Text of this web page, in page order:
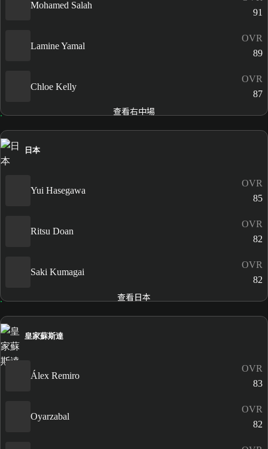
Mohamed Salah
91
Lamine Yamal
OVR
89
Chloe Kelly
OVR
87
查看右中場
日本
Yui Hasegawa
OVR
85
Ritsu Doan
OVR
82
Saki Kumagai
OVR
82
查看日本
皇家蘇斯達
Álex Remiro
OVR
83
Oyarzabal
OVR
82